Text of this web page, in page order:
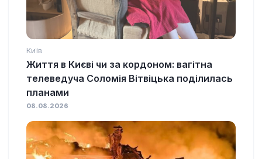
Київ
Життя в Києві чи за кордоном: вагітна
телеведуча Соломія Вітвіцька поділилась
планами
08.08.2026